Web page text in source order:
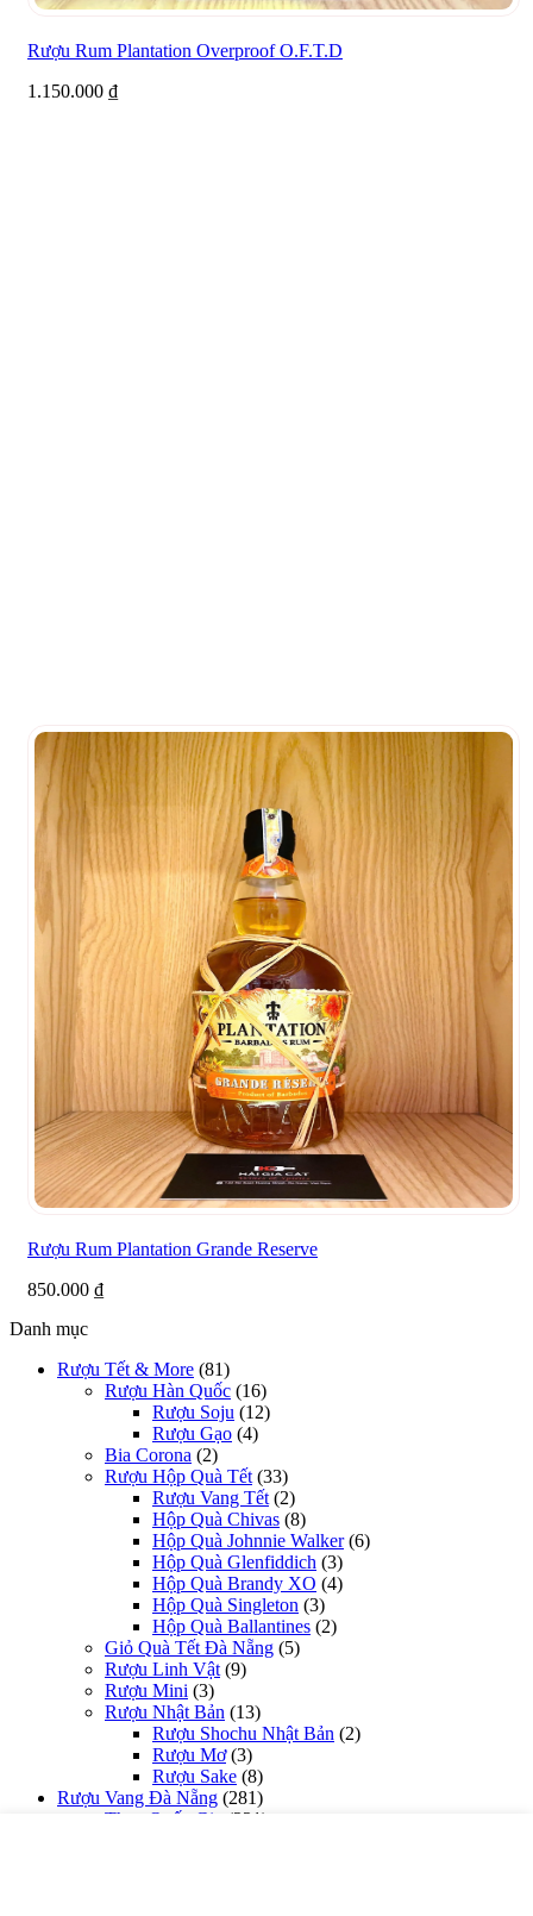
Rượu Rum Plantation Overproof O.F.T.D
1.150.000 ₫
Rượu Rum Plantation Grande Reserve
850.000 ₫
Danh mục
Rượu Tết & More (81)
Rượu Hàn Quốc (16)
Rượu Soju (12)
Rượu Gạo (4)
Bia Corona (2)
Rượu Hộp Quà Tết (33)
Rượu Vang Tết (2)
Hộp Quà Chivas (8)
Hộp Quà Johnnie Walker (6)
Hộp Quà Glenfiddich (3)
Hộp Quà Brandy XO (4)
Hộp Quà Singleton (3)
Hộp Quà Ballantines (2)
Giỏ Quà Tết Đà Nẵng (5)
Rượu Linh Vật (9)
Rượu Mini (3)
Rượu Nhật Bản (13)
Rượu Shochu Nhật Bản (2)
Rượu Mơ (3)
Rượu Sake (8)
Rượu Vang Đà Nẵng (281)
Theo Quốc Gia
(221)